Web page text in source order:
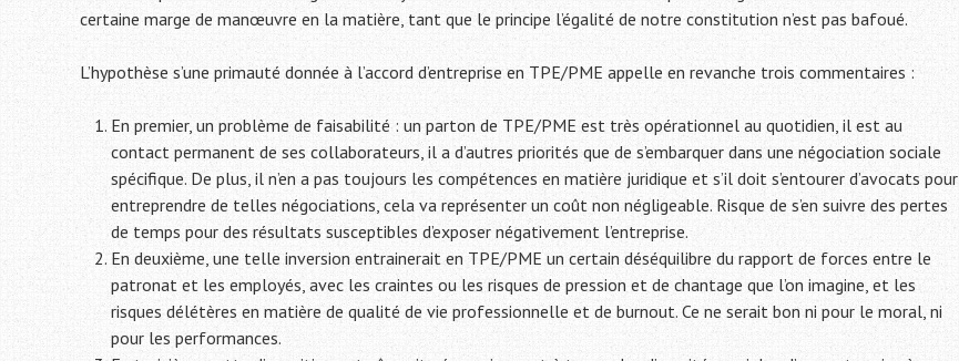
certaine marge de manœuvre en la matière, tant que le principe l’égalité de notre constitution n’est pas bafoué.
L’hypothèse s’une primauté donnée à l’accord d’entreprise en TPE/PME appelle en revanche trois commentaires :
En premier, un problème de faisabilité : un parton de TPE/PME est très opérationnel au quotidien, il est au
contact permanent de ses collaborateurs, il a d’autres priorités que de s’embarquer dans une négociation sociale
spécifique. De plus, il n’en a pas toujours les compétences en matière juridique et s’il doit s’entourer d’avocats pour
entreprendre de telles négociations, cela va représenter un coût non négligeable. Risque de s’en suivre des pertes
de temps pour des résultats susceptibles d’exposer négativement l’entreprise.
En deuxième, une telle inversion entrainerait en TPE/PME un certain déséquilibre du rapport de forces entre le
patronat et les employés, avec les craintes ou les risques de pression et de chantage que l’on imagine, et les
risques délétères en matière de qualité de vie professionnelle et de burnout. Ce ne serait bon ni pour le moral, ni
pour les performances.